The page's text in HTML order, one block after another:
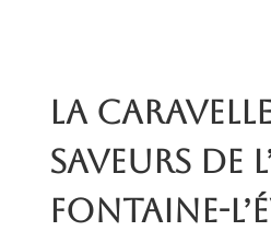
La
saveurs de
Fontaine-